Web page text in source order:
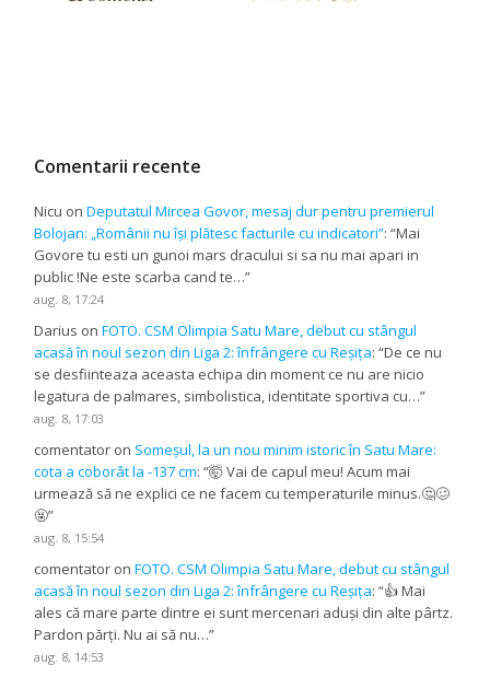
Comentarii recente
Nicu onDeputatul Mircea Govor, mesaj dur pentru premierul
Bolojan: „Românii nu își plătesc facturile cu indicatori”: “Mai
Govore tu esti un gunoi mars dracului si sa nu mai apari in
public !Ne este scarba cand te…”
aug. 8, 17:24
Darius onFOTO. CSM Olimpia Satu Mare, debut cu stângul
acasă în noul sezon din Liga 2: înfrângere cu Reșița: “De ce nu
se desfiinteaza aceasta echipa din moment ce nu are nicio
legatura de palmares, simbolistica, identitate sportiva cu…”
aug. 8, 17:03
comentator on Someșul, la un nou minim istoric în Satu Mare:
cota a coborât la -137 cm: “🤯 Vai de capul meu! Acum mai
urmează să ne explici ce ne facem cu temperaturile minus.🤔🥴
🤬”
aug. 8, 15:54
comentator onFOTO. CSM Olimpia Satu Mare, debut cu stângul
acasă în noul sezon din Liga 2: înfrângere cu Reșița: “👍 Mai
ales că mare parte dintre ei sunt mercenari aduși din alte pârtz.
Pardon părți. Nu ai să nu…”
aug. 8, 14:53